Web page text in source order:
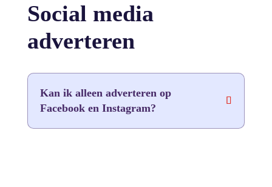
Social media
adverteren
Kan ik alleen adverteren op
Facebook en Instagram?